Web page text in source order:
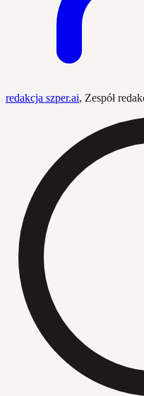
redakcja szper.ai, Zespół